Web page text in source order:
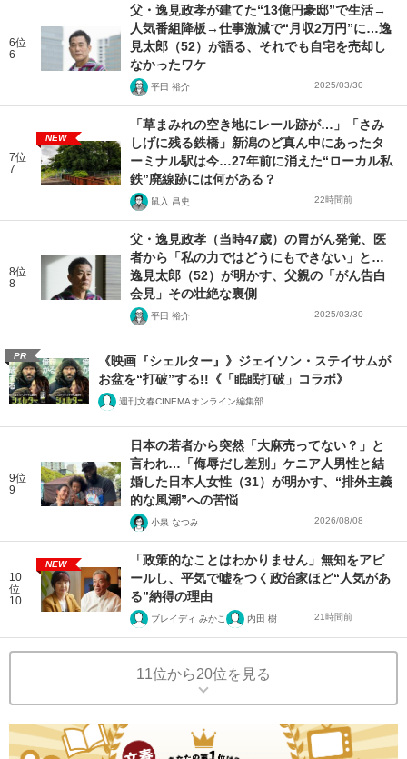
6位
6
父・逸見政孝が建てた“13億円豪邸”で生活→
人気番組降板→仕事激減で“月収2万円”に…逸
見太郎（52）が語る、それでも自宅を売却し
なかったワケ
平田 裕介 2025/03/30
7位
7
NEW
「草まみれの空き地にレール跡が…」「さみ
しげに残る鉄橋」新潟のど真ん中にあったタ
ーミナル駅は今…27年前に消えた“ローカル私
鉄”廃線跡には何がある？
鼠入 昌史 22時間前
8位
8
父・逸見政孝（当時47歳）の胃がん発覚、医
者から「私の力ではどうにもできない」と…
逸見太郎（52）が明かす、父親の「がん告白
会見」その壮絶な裏側
平田 裕介 2025/03/30
PR
《映画『シェルター』》ジェイソン・ステイサムが
お盆を“打破”する!!《「眠眠打破」コラボ》
週刊文春CINEMAオンライン編集部
9位
9
日本の若者から突然「大麻売ってない？」と
言われ…「侮辱だし差別」ケニア人男性と結
婚した日本人女性（31）が明かす、“排外主義
的な風潮”への苦悩
小泉 なつみ 2026/08/08
10
位
10
NEW
「政策的なことはわかりません」無知をアピ
ールし、平気で嘘をつく政治家ほど“人気があ
る”納得の理由
ブレイディ みかこ 内田 樹 21時間前
11位から20位を見る